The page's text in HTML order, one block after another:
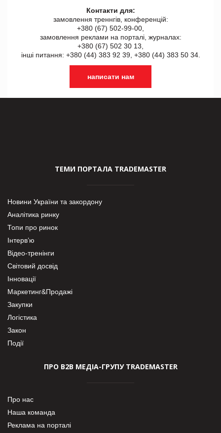
Контакти для:
замовлення треннгів, конференцій:
+380 (67) 502-99-00,
замовлення реклами на порталі, журналах:
+380 (67) 502 30 13,
інші питання: +380 (44) 383 92 39, +380 (44) 383 50 34.
написати нам
ТЕМИ ПОРТАЛА TRADEMASTER
Новини України та закордону
Аналітика ринку
Топи про ринок
Інтерв’ю
Відео-тренінги
Світовий досвід
Інновації
Маркетинг&Продажі
Закупки
Логістика
Закон
Події
ПРО В2В МЕДІА-ГРУПУ TRADEMASTER
Про нас
Наша команда
Реклама на порталі